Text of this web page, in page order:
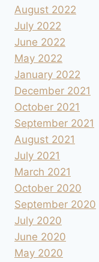
August 2022
July 2022
June 2022
May 2022
January 2022
December 2021
October 2021
September 2021
August 2021
July 2021
March 2021
October 2020
September 2020
July 2020
June 2020
May 2020